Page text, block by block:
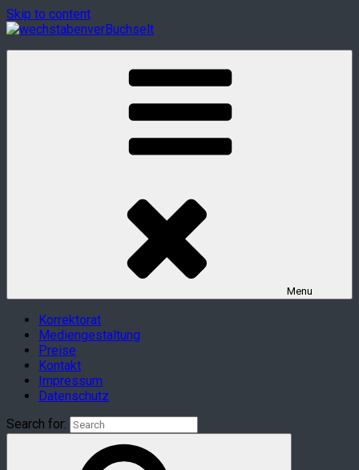
Skip to content
Menu
Korrektorat
Mediengestaltung
Preise
Kontakt
Impressum
Datenschutz
Search for: